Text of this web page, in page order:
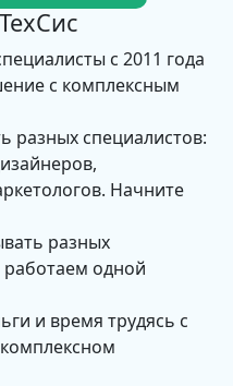
с 2011 года
с комплексным
разных специалистов:
Начните
разных
одной
и время трудясь с